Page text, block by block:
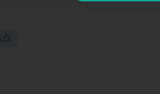
点